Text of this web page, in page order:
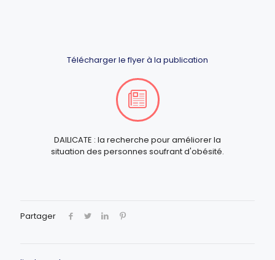
Télécharger le flyer à la publication
DAILICATE : la recherche pour améliorer la
situation des personnes soufrant d'obésité.
Partager